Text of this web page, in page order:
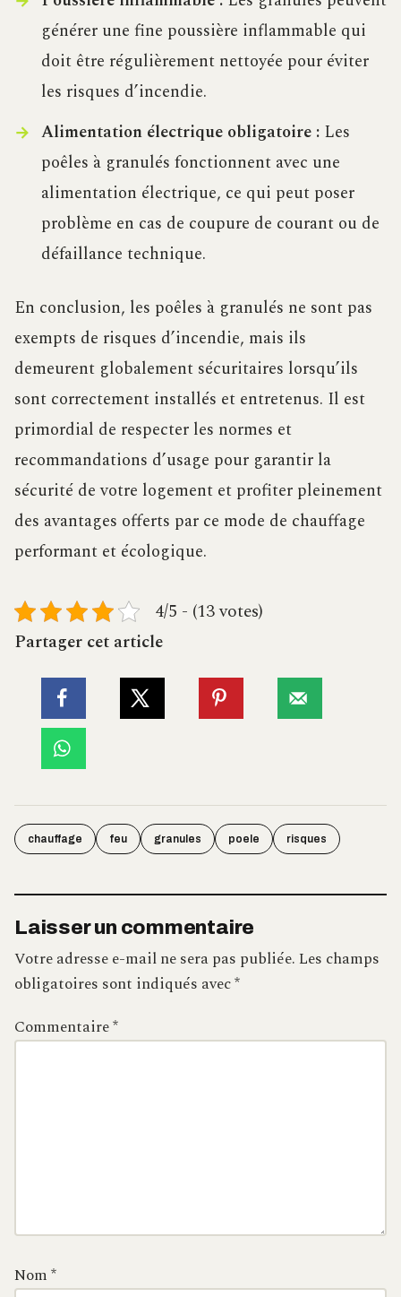
générer une fine poussière inflammable qui
doit être régulièrement nettoyée pour éviter
les risques d’incendie.
Alimentation électrique obligatoire :Les
poêles à granulés fonctionnent avec une
alimentation électrique, ce qui peut poser
problème en cas de coupure de courant ou de
défaillance technique.
En conclusion, les poêles à granulés ne sont pas
exempts de risques d’incendie, mais ils
demeurent globalement sécuritaires lorsqu’ils
sont correctement installés et entretenus. Il est
primordial de respecter les normes et
recommandations d’usage pour garantir la
sécurité de votre logement et profiter pleinement
des avantages offerts par ce mode de chauffage
performant et écologique.
4/5 - (13 votes)
Partager cet article
chauffage feu granules poele risques
Laisser un commentaire
Votre adresse e-mail ne sera pas publiée.Les champs
obligatoires sont indiqués avec*
Commentaire*
Nom*